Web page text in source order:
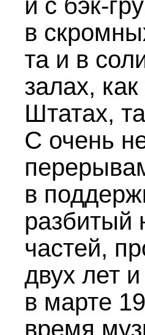
и с бэк-
в
та и в
залах,
Штатах,
С очень
в
разбитый
частей,
двух лет
в марте
время